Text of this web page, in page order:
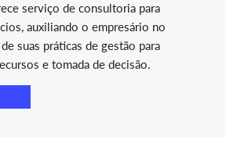
serviço de consultoria para
auxiliando o empresário no
suas práticas de gestão para
e tomada de decisão.